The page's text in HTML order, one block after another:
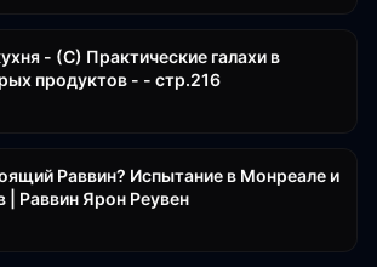
- (С) Практические галахи в
отношении острых продуктов - - стр.216
Раввин? Испытание в Монреале и
| Раввин Ярон Реувен